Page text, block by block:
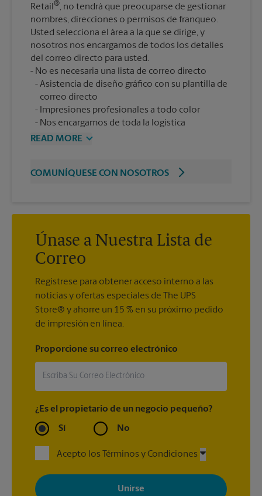
Retail ®, no tendrá que preocuparse de gestionar
nombres, direcciones o permisos de franqueo.
Usted selecciona el área a la que se dirige, y
nosotros nos encargamos de todos los detalles
del correo directo para usted.
Asistencia de diseño gráfico con su plantilla de
correo directo
Impresiones profesionales a todo color
Nos encargamos de toda la logística
READ MORE
COMUNÍQUESE CON NOSOTROS
Únase a Nuestra Lista de
Correo
Regístrese para obtener acceso interno a las
noticias y ofertas especiales de The UPS
Store® y ahorre un 15 % en su próximo pedido
de impresión en línea.
Proporcione su correo electrónico
¿Es el propietario de un negocio pequeño?
Sí No
Acepto los Términos y Condiciones
Al registrarse, acepta recibir correos electrónicos de The UPS
Store con noticias, ofertas especiales, promociones y mensajes
adaptados a sus intereses. Puede darse de baja en cualquier